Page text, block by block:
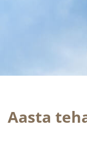
Aasta